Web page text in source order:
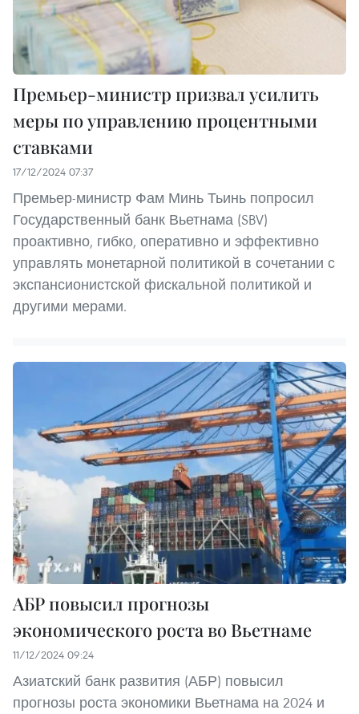
Премьер-министр призвал усилить
меры по управлению процентными
ставками
17/12/2024 07:37
Премьер-министр Фам Минь Тьинь попросил
Государственный банк Вьетнама (SBV)
проактивно, гибко, оперативно и эффективно
управлять монетарной политикой в сочетании с
экспансионистской фискальной политикой и
другими мерами.
АБР повысил прогнозы
экономического роста во Вьетнаме
11/12/2024 09:24
Азиатский банк развития (АБР) повысил
прогнозы роста экономики Вьетнама на 2024 и